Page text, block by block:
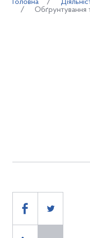
Головна
Обґрунтування